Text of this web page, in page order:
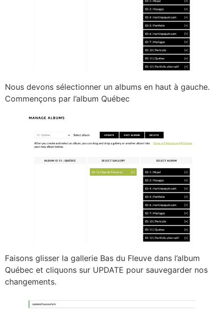
Nous devons sélectionner un albums en haut à gauche.
Commençons par l’album Québec
Faisons glisser la gallerie Bas du Fleuve dans l’album
Québec et cliquons sur UPDATE pour sauvegarder nos
changements.